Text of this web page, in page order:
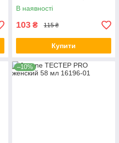
В наявності
103 ₴ 115 ₴
Купити
–10%